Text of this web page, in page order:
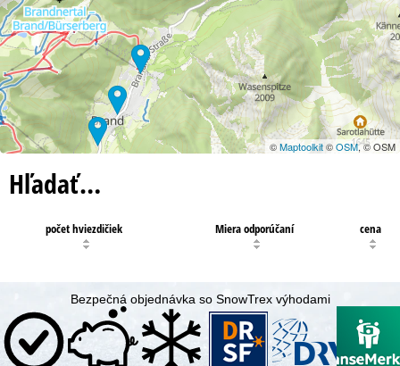
©Maptoolkit©OSM, © OSM
Hľadať…
počet hviezdičiek Miera odporúčaní cena
Bezpečná objednávka so SnowTrex výhodami